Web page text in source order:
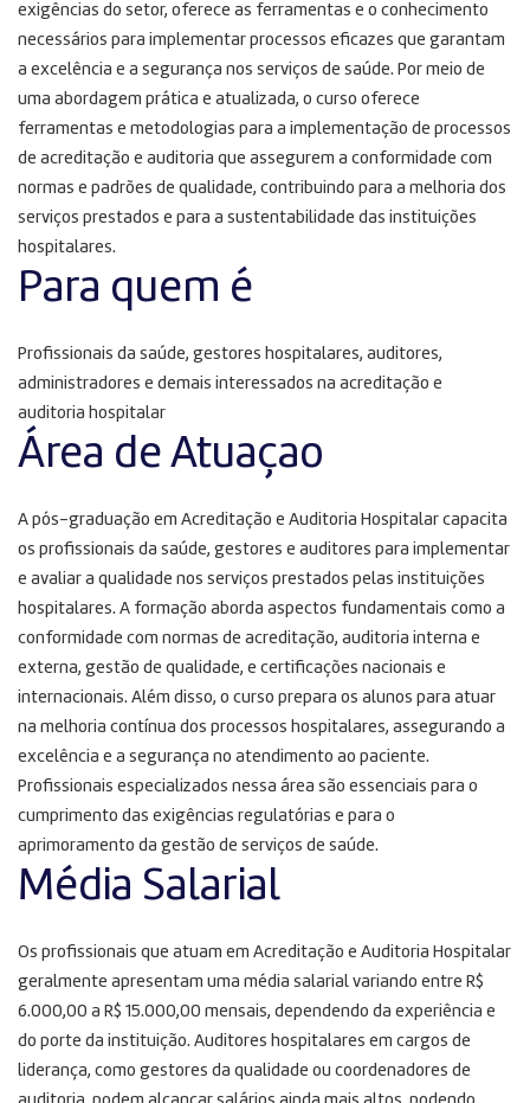
exigências do setor, oferece as ferramentas e o conhecimento
necessários para implementar processos eficazes que garantam
a excelência e a segurança nos serviços de saúde. Por meio de
uma abordagem prática e atualizada, o curso oferece
ferramentas e metodologias para a implementação de processos
de acreditação e auditoria que assegurem a conformidade com
normas e padrões de qualidade, contribuindo para a melhoria dos
serviços prestados e para a sustentabilidade das instituições
hospitalares.
Para quem é
Profissionais da saúde, gestores hospitalares, auditores,
administradores e demais interessados na acreditação e
auditoria hospitalar
Área de Atuaçao
A pós-graduação em Acreditação e Auditoria Hospitalar capacita
os profissionais da saúde, gestores e auditores para implementar
e avaliar a qualidade nos serviços prestados pelas instituições
hospitalares. A formação aborda aspectos fundamentais como a
conformidade com normas de acreditação, auditoria interna e
externa, gestão de qualidade, e certificações nacionais e
internacionais. Além disso, o curso prepara os alunos para atuar
na melhoria contínua dos processos hospitalares, assegurando a
excelência e a segurança no atendimento ao paciente.
Profissionais especializados nessa área são essenciais para o
cumprimento das exigências regulatórias e para o
aprimoramento da gestão de serviços de saúde.
Média Salarial
Os profissionais que atuam em Acreditação e Auditoria Hospitalar
geralmente apresentam uma média salarial variando entre R$
6.000,00 a R$ 15.000,00 mensais, dependendo da experiência e
do porte da instituição. Auditores hospitalares em cargos de
liderança, como gestores da qualidade ou coordenadores de